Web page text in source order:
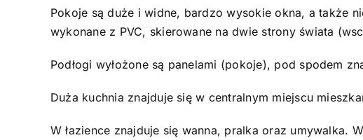
Pokoje są duże i widne, bardzo wysokie okna, a także
wykonane z PVC, skierowane na dwie strony świata
Podłogi wyłożone są panelami (pokoje), pod spodem
Duża kuchnia znajduje się w centralnym miejscu
W łazience znajduje się wanna, pralka oraz umywalka.